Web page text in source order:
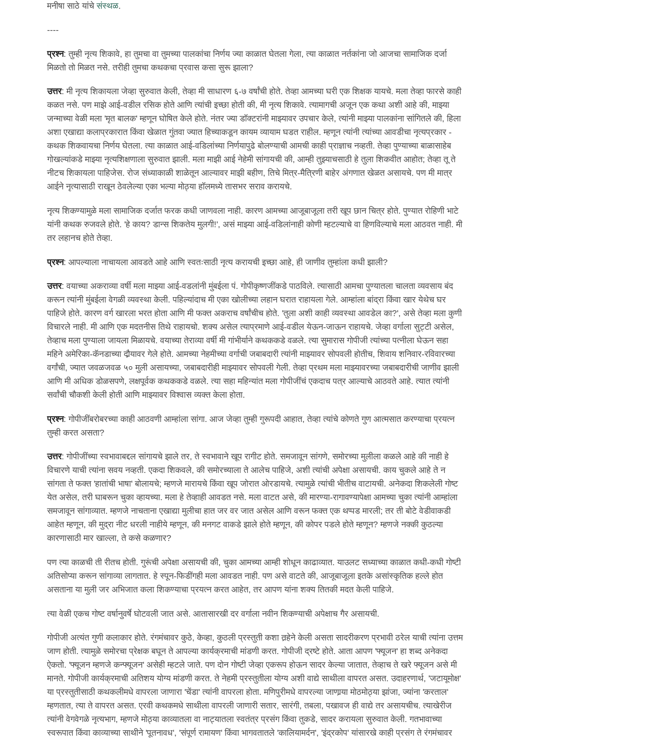
मनीषा साठे यांचेसंस्थळ.
----
प्रश्न: तुम्ही नृत्य शिकावे, हा तुमचा वा तुमच्या पालकांचा निर्णय ज्या काळात घेतला गेला, त्या काळात नर्तकांना जो आजचा सामाजिक दर्जा
मिळतो तो मिळत नसे. तरीही तुमचा कथकचा प्रवास कसा सुरू झाला?
उत्तर: मी नृत्य शिकायला जेव्हा सुरुवात केली, तेव्हा मी साधारण ६-७ वर्षांची होते. तेव्हा आमच्या घरी एक शिक्षक यायचे. मला तेव्हा फारसे काही
कळत नसे. पण माझे आई-वडील रसिक होते आणि त्यांची इच्छा होती की, मी नृत्य शिकावे. त्यामागची अजून एक कथा अशी आहे की, माझ्या
जन्माच्या वेळी मला 'मृत बालक' म्हणून घोषित केले होते. नंतर ज्या डॉक्टरांनी माझ्यावर उपचार केले, त्यांनी माझ्या पालकांना सांगितले की, हिला
अशा एखाद्या कलाप्रकारात किंवा खेळात गुंतवा ज्यात हिच्याकडून कायम व्यायाम घडत राहील. म्हणून त्यांनी त्यांच्या आवडीचा नृत्यप्रकार -
कथक शिकवायचा निर्णय घेतला. त्या काळात आई-वडिलांच्या निर्णयापुढे बोलण्याची आमची काही प्राज्ञाच नव्हती. तेव्हा पुण्याच्या बाळासाहेब
गोखल्यांकडे माझ्या नृत्यशिक्षणाला सुरुवात झाली. मला माझी आई नेहेमी सांगायची की, आम्ही तुझ्याचसाठी हे तुला शिकवीत आहोत; तेव्हा तू ते
नीटच शिकायला पाहिजेस. रोज संध्याकाळी शाळेतून आल्यावर माझी बहीण, तिचे मित्र-मैत्रिणी बाहेर अंगणात खेळत असायचे. पण मी मात्र
आईने नृत्यासाठी राखून ठेवलेल्या एका भल्या मोठ्या हॉलमध्ये तासभर सराव करायचे.
नृत्य शिकण्यामुळे मला सामाजिक दर्जात फरक कधी जाणवला नाही. कारण आमच्या आजूबाजूला तरी खूप छान चित्र होते. पुण्यात रोहिणी भाटे
यांनी कथक रुजवले होते. 'हे काय? डान्स शिकतेय मुलगी!', असं माझ्या आई-वडिलांनाही कोणी म्हटल्याचे वा हिणविल्याचे मला आठवत नाही. मी
तर लहानच होते तेव्हा.
प्रश्न: आपल्याला नाचायला आवडते आहे आणि स्वतःसाठी नृत्य करायची इच्छा आहे, ही जाणीव तुम्हांला कधी झाली?
उत्तर: वयाच्या अकराव्या वर्षी मला माझ्या आई-वडलांनी मुंबईला पं. गोपीकृष्णजींकडे पाठविले. त्यासाठी आमचा पुण्यातला चालता व्यवसाय बंद
करून त्यांनी मुंबईला वेगळी व्यवस्था केली. पहिल्यांदाच मी एका खोलीच्या लहान घरात राहायला गेले. आम्हांला बांद्रा किंवा खार येथेच घर
पाहिजे होते. कारण वर्ग खारला भरत होता आणि मी फक्त अकराच वर्षांचीच होते. 'तुला अशी काही व्यवस्था आवडेल का?', असे तेव्हा मला कुणी
विचारले नाही. मी आणि एक मदतनीस तिथे राहायचो. शक्य असेल त्याप्रमाणे आई-वडील येऊन-जाऊन राहायचे. जेव्हा वर्गाला सुट्टी असेल,
तेव्हाच मला पुण्याला जायला मिळायचे. वयाच्या तेराव्या वर्षी मी गांभीर्याने कथककडे वळले. त्या सुमारास गोपीजी त्यांच्या पत्नीला घेऊन सहा
महिने अमेरिका-कॅनडाच्या दौर्‍यावर गेले होते. आमच्या नेहमीच्या वर्गाची जबाबदारी त्यांनी माझ्यावर सोपवली होतीच, शिवाय शनिवार-रविवारच्या
वर्गांची, ज्यात जवळजवळ ५० मुली असायच्या, जबाबदारीही माझ्यावर सोपवली गेली. तेव्हा प्रथम मला माझ्यावरच्या जबाबदारीची जाणीव झाली
आणि मी अधिक डोळसपणे, लक्षपूर्वक कथककडे वळले. त्या सहा महिन्यांत मला गोपीजींचं एकदाच पत्र आल्याचे आठवते आहे. त्यात त्यांनी
सर्वांची चौकशी केली होती आणि माझ्यावर विश्वास व्यक्त केला होता.
प्रश्न: गोपीजींबरोबरच्या काही आठवणी आम्हांला सांगा. आज जेव्हा तुम्ही गुरूपदी आहात, तेव्हा त्यांचे कोणते गुण आत्मसात करण्याचा प्रयत्न
तुम्ही करत असता?
उत्तर: गोपीजींच्या स्वभावाबद्दल सांगायचे झाले तर, ते स्वभावाने खूप रागीट होते. समजावून सांगणे, समोरच्या मुलीला कळले आहे की नाही हे
विचारणे याची त्यांना सवय नव्हती. एकदा शिकवले, की समोरच्याला ते आलेच पाहिजे, अशी त्यांची अपेक्षा असायची. काय चुकले आहे ते न
सांगता ते फक्त 'हातांची भाषा' बोलायचे; म्हणजे मारायचे किंवा खूप जोरात ओरडायचे. त्यामुळे त्यांची भीतीच वाटायची. अनेकदा शिकलेली गोष्ट
येत असेल, तरी घाबरून चुका व्हायच्या. मला हे तेव्हाही आवडत नसे. मला वाटत असे, की मारण्या-रागावण्यापेक्षा आमच्या चुका त्यांनी आम्हांला
समजावून सांगाव्यात. म्हणजे नाचताना एखाद्या मुलीचा हात जर वर जात असेल आणि वरून फक्त एक थप्पड मारली; तर ती बोटे वेडीवाकडी
आहेत म्हणून, की मुद्रा नीट धरली नाहीये म्हणून, की मनगट वाकडे झाले होते म्हणून, की कोपर पडले होते म्हणून? म्हणजे नक्की कुठल्या
कारणासाठी मार खाल्ला, ते कसे कळणार?
पण त्या काळची ती रीतच होती. गुरूंची अपेक्षा असायची की, चुका आमच्या आम्ही शोधून काढाव्यात. याउलट सध्याच्या काळात कधी-कधी गोष्टी
अतिसोप्या करून सांगाव्या लागतात. हे स्पून-फिडींगही मला आवडत नाही. पण असे वाटते की, आजूबाजूला इतके असांस्कृतिक हल्ले होत
असताना या मुली जर अभिजात कला शिकण्याचा प्रयत्न करत आहेत, तर आपण यांना शक्य तितकी मदत केली पाहिजे.
त्या वेळी एकच गोष्ट वर्षानुवर्षे घोटवली जात असे. आतासारखी दर वर्गाला नवीन शिकण्याची अपेक्षाच गैर असायची.
गोपीजी अत्यंत गुणी कलाकार होते. रंगमंचावर कुठे, केव्हा, कुठली प्रस्तुती कशा तर्‍हेने केली असता सादरीकरण प्रभावी ठरेल याची त्यांना उत्तम
जाण होती. त्यामुळे समोरचा प्रेक्षक बघून ते आपल्या कार्यक्रमाची मांडणी करत. गोपीजी द्रष्टे होते. आता आपण 'फ्यूजन' हा शब्द अनेकदा
ऐकतो. 'फ्यूजन म्हणजे कन्फ्यूजन' असेही म्हटले जाते. पण दोन गोष्टी जेव्हा एकरूप होऊन सादर केल्या जातात, तेव्हाच ते खरे फ्यूजन असे मी
मानते. गोपीजी कार्यक्रमाची अतिशय योग्य मांडणी करत. ते नेहमी प्रस्तुतीला योग्य अशी वाद्ये साथीला वापरत असत. उदाहरणार्थ, 'जटायूमोक्ष'
या प्रस्तुतीसाठी कथकलीमधे वापरला जाणारा 'चेंडा' त्यांनी वापरला होता. मणिपुरीमधे वापरल्या जाणार्‍या मोठमोठ्या झांजा, ज्यांना 'करताल'
म्हणतात, त्या ते वापरत असत. एरवी कथकमधे साथीला वापरली जाणारी सतार, सारंगी, तबला, पखावज ही वाद्ये तर असायचीच. त्याखेरीज
त्यांनी वेगवेगळे नृत्यभाग, म्हणजे मोठ्या काव्यातला वा नाट्यातला स्वतंत्र प्रसंग किंवा तुकडे, सादर करायला सुरुवात केली. गतभावाच्या
स्वरूपात किंवा काव्याच्या साथीने 'पूतनावध', 'संपूर्ण रामायण' किंवा भागवतातले 'कालियामर्दन', 'इंद्रकोप' यांसारखे काही प्रसंग ते रंगमंचावर